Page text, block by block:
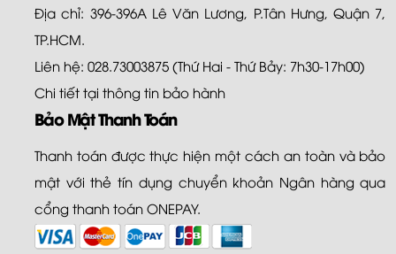
Địa chỉ: 396-396A Lê Văn Lương, P.Tân Hưng, Quận 7,
TP.HCM.
Liên hệ: 028.73003875 (Thứ Hai - Thứ Bảy: 7h30-17h00)
Chi tiết tại thông tin bảo hành
Bảo Mật Thanh Toán
Thanh toán được thực hiện một cách an toàn và bảo
mật với thẻ tín dụng chuyển khoản Ngân hàng qua
cổng thanh toán ONEPAY.